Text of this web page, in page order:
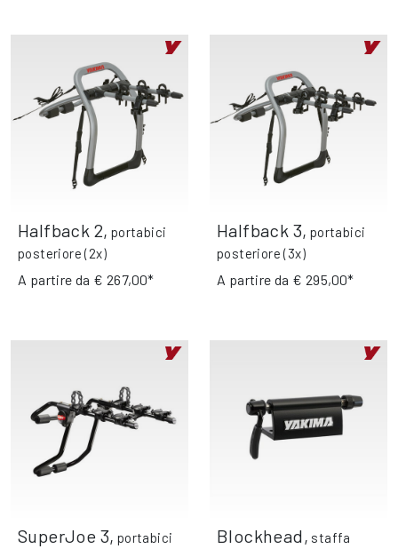
Halfback 2, portabici
posteriore (2x)
A partire da € 267,00*
Halfback 3, portabici
posteriore (3x)
A partire da € 295,00*
SuperJoe 3, portabici
Blockhead, staffa